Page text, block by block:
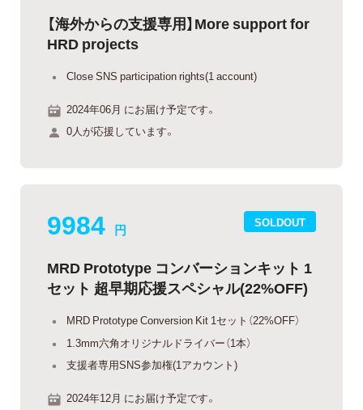
【海外からの支援専用】More support for
HRD projects
Close SNS participation rights(1 account)
2024年06月 にお届け予定です。
0人が応援しています。
SOLDOUT
9984 円
MRD Prototype コンバーションキット 1
セット 超早期応援スペシャル(22%OFF)
MRD Prototype Conversion Kit 1セット（22%OFF）
1.3mm六角オリジナルドライバー（1本）
支援者専用SNS参加権(1アカウント)
2024年12月 にお届け予定です。